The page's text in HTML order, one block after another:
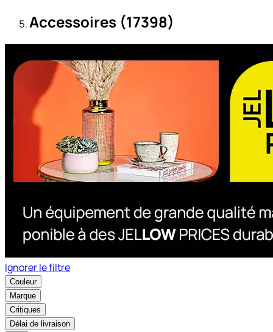
Accessoires (17398)
Ignorer le filtre
Couleur
Marque
Critiques
Délai de livraison